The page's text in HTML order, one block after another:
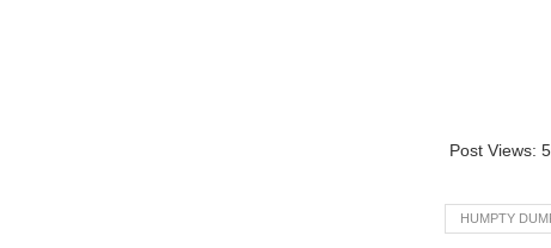
Post Views:
HUMPTY